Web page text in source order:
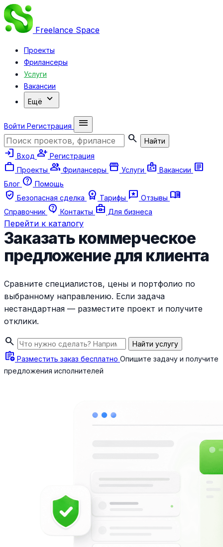
Freelance Space
Проекты
Фрилансеры
Услуги
Вакансии
Ещё expand_more
Войти Регистрация
menu
search
Найти
login Вход person_add Регистрация
work Проекты group Фрилансеры storefront Услуги badge Вакансии article
Блог help Помощь
verified_user Безопасная сделка workspace_premium Тарифы reviews Отзывы menu_book
Справочник contact_support Контакты business_center Для бизнеса
Перейти к каталогу
Заказать коммерческое
предложение для клиента
Сравните специалистов, цены и портфолио по
выбранному направлению. Если задача
нестандартная — разместите проект и получите
отклики.
search Найти услугу
assignment_add Разместить заказ бесплатно Опишите задачу и получите
предложения исполнителей